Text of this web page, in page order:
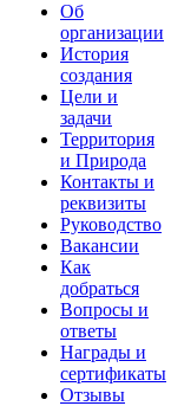
Об
организации
История
создания
Цели и
задачи
Территория
и Природа
Контакты и
реквизиты
Руководство
Вакансии
Как
добраться
Вопросы и
ответы
Награды и
сертификаты
Отзывы